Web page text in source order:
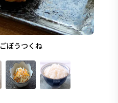
ごぼうつくね